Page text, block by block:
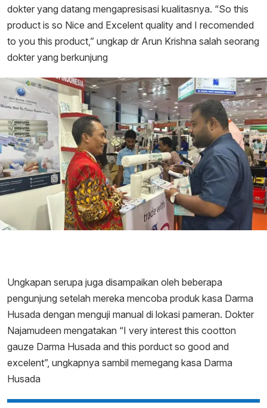
dokter yang datang mengapresisasi kualitasnya. “So this
product is so Nice and Excelent quality and I recomended
to you this product,” ungkap dr Arun Krishna salah seorang
dokter yang berkunjung
Ungkapan serupa juga disampaikan oleh beberapa
pengunjung setelah mereka mencoba produk kasa Darma
Husada dengan menguji manual di lokasi pameran. Dokter
Najamudeen mengatakan “I very interest this cootton
gauze Darma Husada and this porduct so good and
excelent”, ungkapnya sambil memegang kasa Darma
Husada